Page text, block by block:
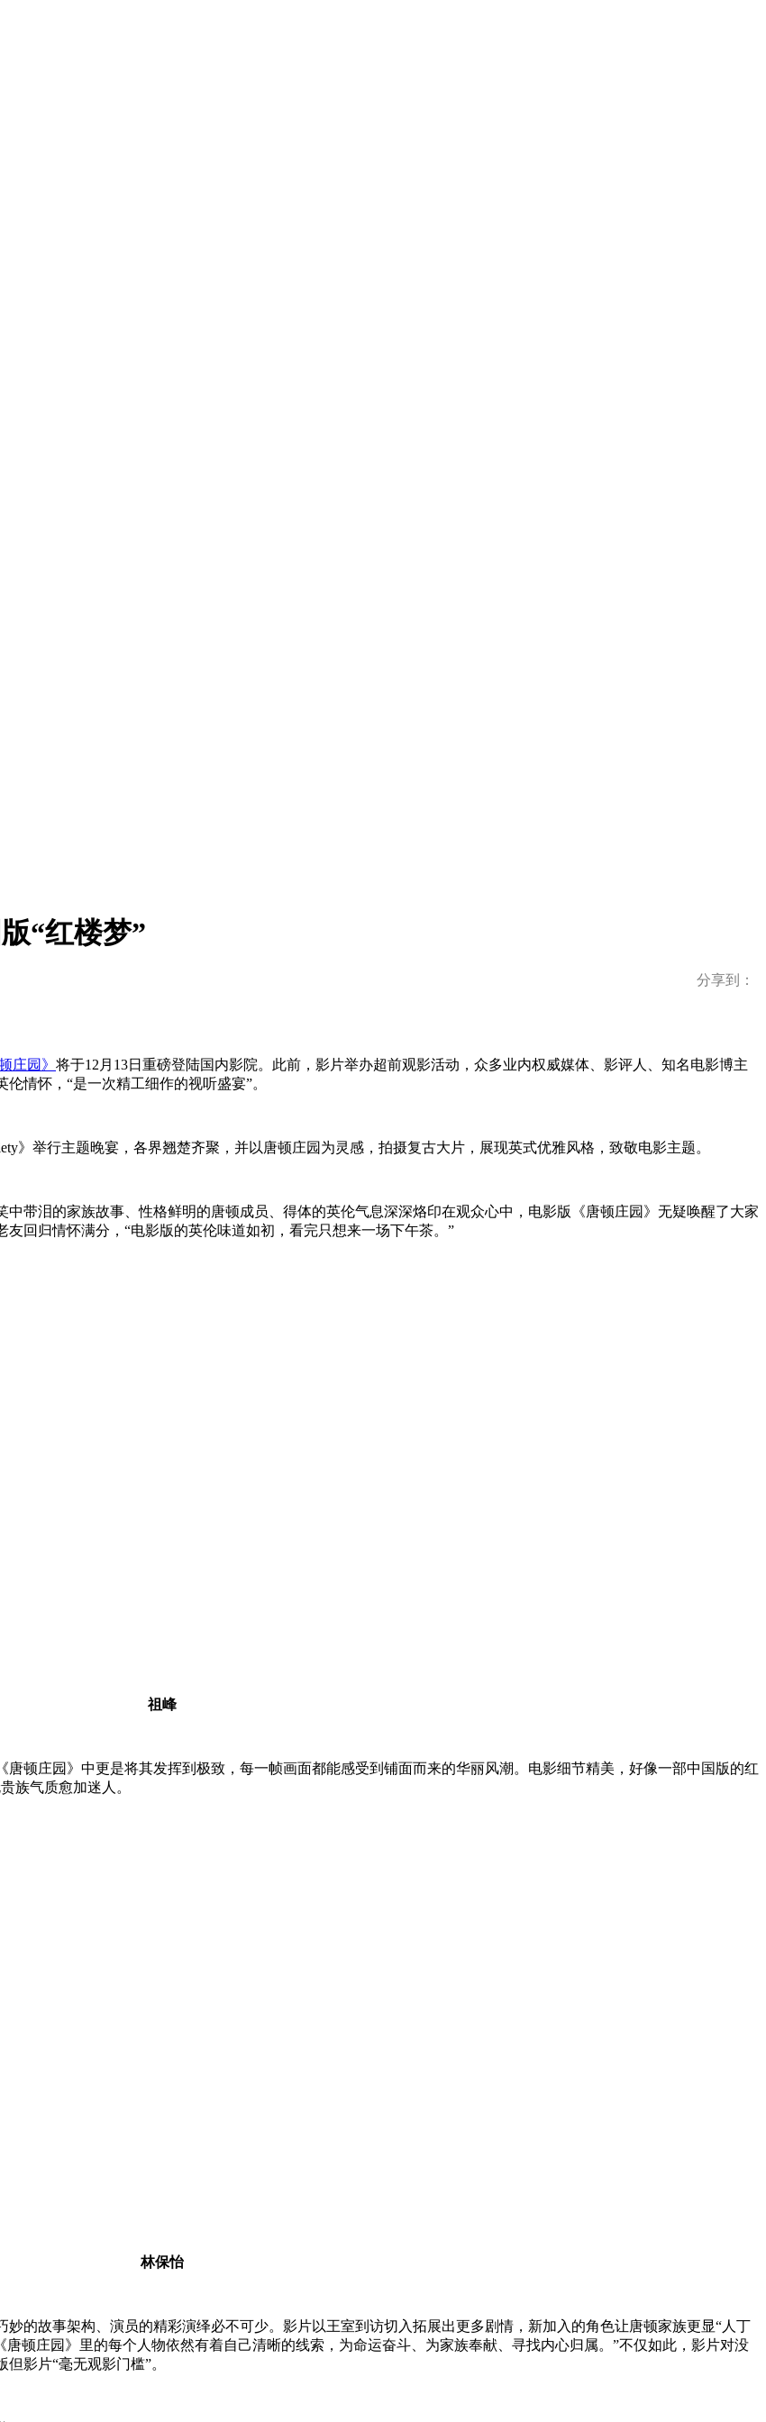
“红楼梦”
分享到：
庄园》 将于12月13日重磅登陆国内影院。此前，影片举办超前观影活动，众多业内权威媒体、影评人、知名电影博主
情怀，“是一次精工细作的视听盛宴”。
》举行主题晚宴，各界翘楚齐聚，并以唐顿庄园为灵感，拍摄复古大片，展现英式优雅风格，致敬电影主题。
带泪的家族故事、性格鲜明的唐顿成员、得体的英伦气息深深烙印在观众心中，电影版《唐顿庄园》无疑唤醒了大家
回归情怀满分，“电影版的英伦味道如初，看完只想来一场下午茶。”
祖峰
顿庄园》中更是将其发挥到极致，每一帧画面都能感受到铺面而来的华丽风潮。电影细节精美，好像一部中国版的红
族气质愈加迷人。
林保怡
的故事架构、演员的精彩演绎必不可少。影片以王室到访切入拓展出更多剧情，新加入的角色让唐顿家族更显“人丁
顿庄园》里的每个人物依然有着自己清晰的线索，为命运奋斗、为家族奉献、寻找内心归属。”不仅如此，影片对没
影片“毫无观影门槛”。